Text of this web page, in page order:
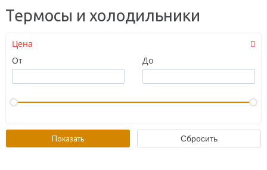
Термосы и холодильники
Цена
От
До